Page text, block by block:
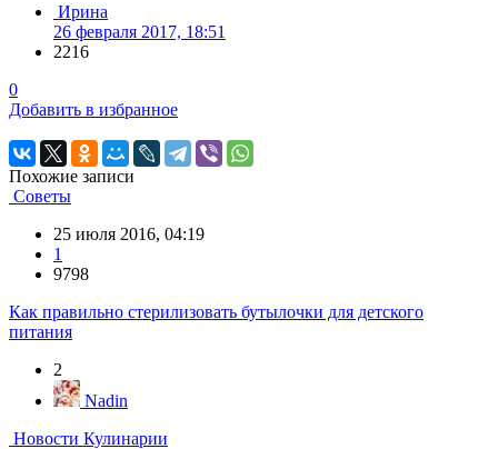
Ирина
26 февраля 2017, 18:51
2216
0
Добавить в избранное
Похожие записи
Советы
25 июля 2016, 04:19
1
9798
Как правильно стерилизовать бутылочки для детского
питания
2
Nadin
Новости Кулинарии